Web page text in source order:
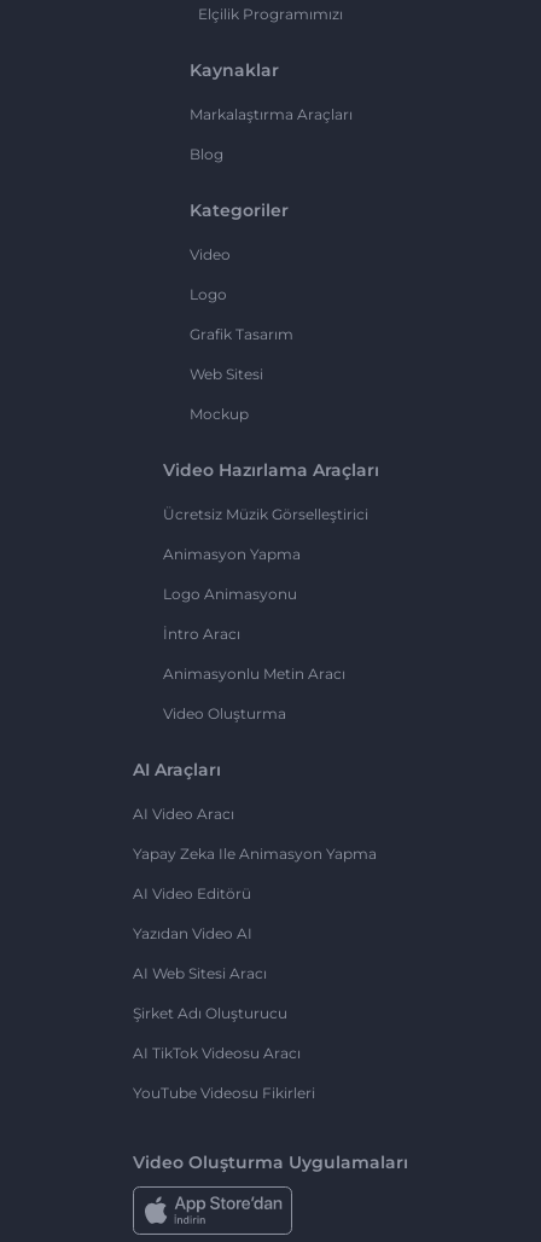
Elçilik Programımızı
Kaynaklar
Markalaştırma Araçları
Blog
Kategoriler
Video
Logo
Grafik Tasarım
Web Sitesi
Mockup
Video Hazırlama Araçları
Ücretsiz Müzik Görselleştirici
Animasyon Yapma
Logo Animasyonu
İntro Aracı
Animasyonlu Metin Aracı
Video Oluşturma
AI Araçları
AI Video Aracı
Yapay Zeka Ile Animasyon Yapma
AI Video Editörü
Yazıdan Video AI
AI Web Sitesi Aracı
Şirket Adı Oluşturucu
AI TikTok Videosu Aracı
YouTube Videosu Fikirleri
Video Oluşturma Uygulamaları